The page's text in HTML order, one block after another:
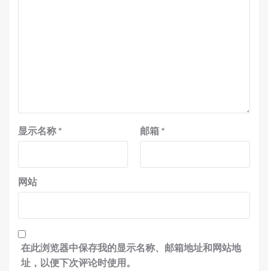
显示名称 * 邮箱 *
网站
在此浏览器中保存我的显示名称、邮箱地址和网站地
址，以便下次评论时使用。